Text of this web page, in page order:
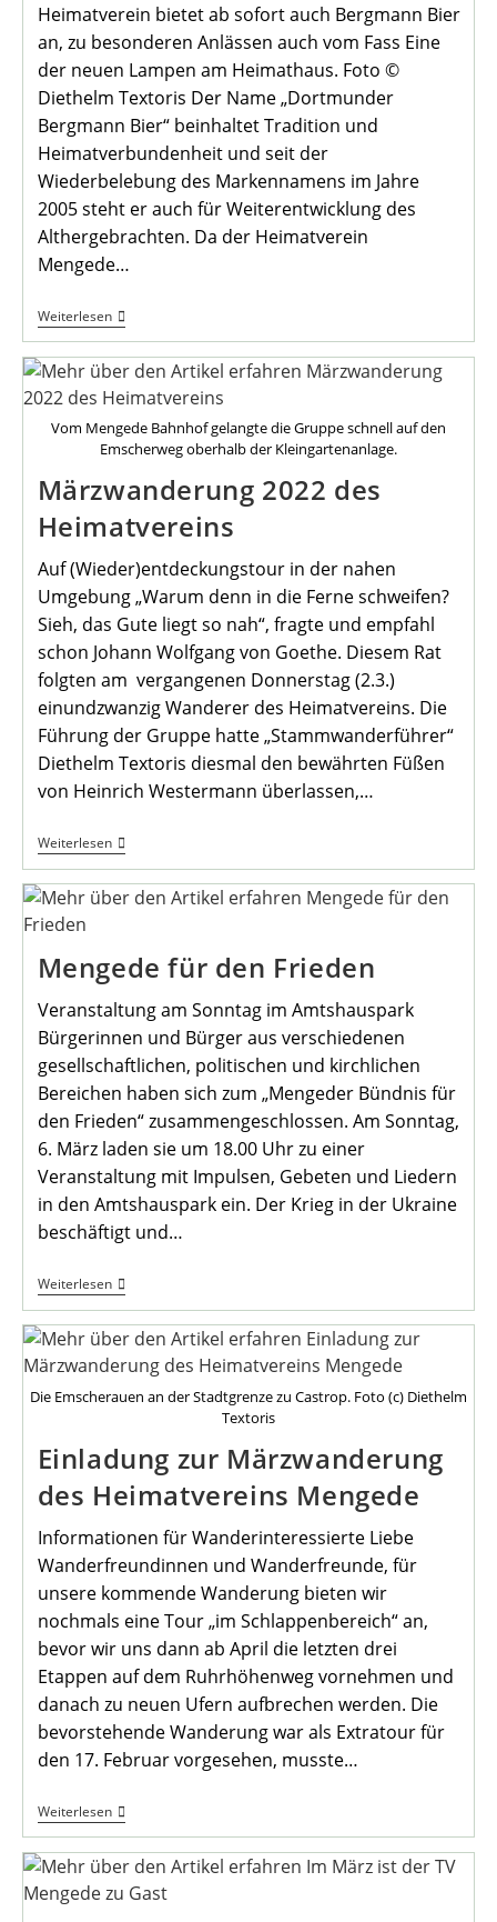
Heimatverein bietet ab sofort auch Bergmann Bier
an, zu besonderen Anlässen auch vom Fass Eine
der neuen Lampen am Heimathaus. Foto ©
Diethelm Textoris Der Name „Dortmunder
Bergmann Bier“ beinhaltet Tradition und
Heimatverbundenheit und seit der
Wiederbelebung des Markennamens im Jahre
2005 steht er auch für Weiterentwicklung des
Althergebrachten. Da der Heimatverein
Mengede…
WeiterlesenNeue
Lampen
Das
Historische
Heimathaus
An
Der
Williburgstraße
Vom Mengede Bahnhof gelangte die Gruppe schnell auf den
Emscherweg oberhalb der Kleingartenanlage.
Märzwanderung 2022 des
Heimatvereins
Auf (Wieder)entdeckungstour in der nahen
Umgebung „Warum denn in die Ferne schweifen?
Sieh, das Gute liegt so nah“, fragte und empfahl
schon Johann Wolfgang von Goethe. Diesem Rat
folgten am vergangenen Donnerstag (2.3.)
einundzwanzig Wanderer des Heimatvereins. Die
Führung der Gruppe hatte „Stammwanderführer“
Diethelm Textoris diesmal den bewährten Füßen
von Heinrich Westermann überlassen,…
WeiterlesenMärzwanderung
2022
Des
Heimatvereins
Mengede für den Frieden
Veranstaltung am Sonntag im Amtshauspark
Bürgerinnen und Bürger aus verschiedenen
gesellschaftlichen, politischen und kirchlichen
Bereichen haben sich zum „Mengeder Bündnis für
den Frieden“ zusammengeschlossen. Am Sonntag,
6. März laden sie um 18.00 Uhr zu einer
Veranstaltung mit Impulsen, Gebeten und Liedern
in den Amtshauspark ein. Der Krieg in der Ukraine
beschäftigt und…
WeiterlesenMengede
Für
Den
Frieden
Die Emscherauen an der Stadtgrenze zu Castrop. Foto (c) Diethelm
Textoris
Einladung zur Märzwanderung
des Heimatvereins Mengede
Informationen für Wanderinteressierte Liebe
Wanderfreundinnen und Wanderfreunde, für
unsere kommende Wanderung bieten wir
nochmals eine Tour „im Schlappenbereich“ an,
bevor wir uns dann ab April die letzten drei
Etappen auf dem Ruhrhöhenweg vornehmen und
danach zu neuen Ufern aufbrechen werden. Die
bevorstehende Wanderung war als Extratour für
den 17. Februar vorgesehen, musste…
WeiterlesenEinladung
Zur
Des
Heimatvereins
Mengede